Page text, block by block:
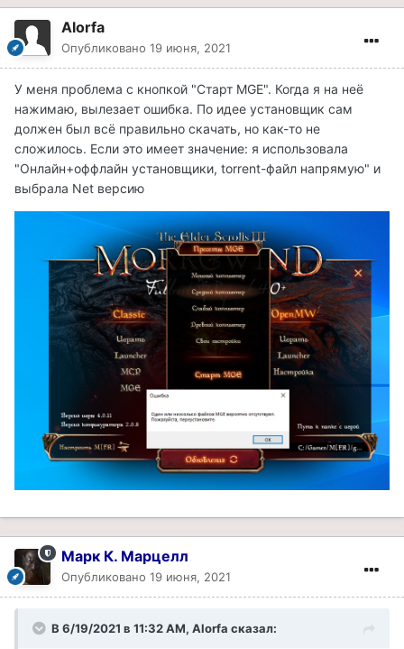
Alorfa
Опубликовано 19 июня, 2021
У меня проблема с кнопкой "Старт MGE". Когда я на неё
нажимаю, вылезает ошибка. По идее установщик сам
должен был всё правильно скачать, но как-то не
сложилось. Если это имеет значение: я использовала
"Онлайн+оффлайн установщики, torrent-файл напрямую" и
выбрала Net версию
Марк К. Марцелл
Опубликовано 19 июня, 2021
В 6/19/2021 в 11:32 AM, Alorfa сказал: